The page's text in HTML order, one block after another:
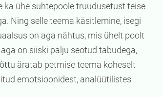
ühe suhtepoole truudusetust teise
Ning selle teema käsitlemine, isegi
on aga nähtus, mis ühelt poolt
on siiski palju seotud tabudega,
äratab petmise teema koheselt
emotsioonidest, analüütilistes